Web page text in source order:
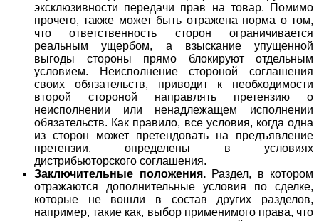
эксклюзивности передачи прав на товар. Помимо
прочего, также может быть отражена норма о том,
что ответственность сторон ограничивается
реальным ущербом, а взыскание упущенной
выгоды стороны прямо блокируют отдельным
условием. Неисполнение стороной соглашения
своих обязательств, приводит к необходимости
второй стороной направлять претензию о
неисполнении или ненадлежащем исполнении
обязательств. Как правило, все условия, когда одна
из сторон может претендовать на предъявление
претензии, определены в условиях
дистрибьюторского соглашения.
Заключительные положения.Раздел, в котором
отражаются дополнительные условия по сделке,
которые не вошли в состав других разделов,
например, такие как, выбор применимого права, что